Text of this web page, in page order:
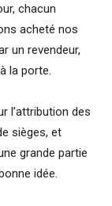
chacun
acheté nos
un revendeur,
la porte.
l’attribution des
sièges, et
grande partie
idée.